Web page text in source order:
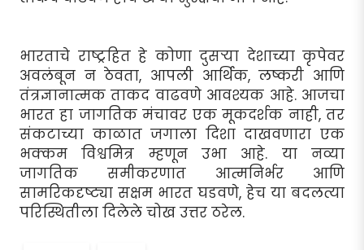
भारताचे राष्ट्रहित हे कोणा दुसर्‍या देशाच्या कृपेवर
अवलंबून न ठेवता, आपली आर्थिक, लष्करी आणि
तंत्रज्ञानात्मक ताकद वाढवणे आवश्यक आहे. आजचा
भारत हा जागतिक मंचावर एक मूकदर्शक नाही, तर
संकटाच्या काळात जगाला दिशा दाखवणारा एक
भक्कम विश्वमित्र म्हणून उभा आहे. या नव्या
जागतिक समीकरणात आत्मनिर्भर आणि
सामरिकदृष्ट्या सक्षम भारत घडवणे, हेच या बदलत्या
परिस्थितीला दिलेले चोख उत्तर ठरेल.